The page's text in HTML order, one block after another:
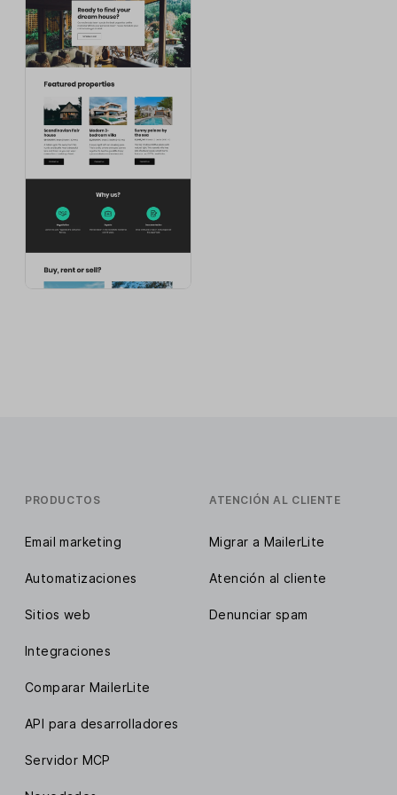
PRODUCTOS
Email marketing
Automatizaciones
Sitios web
Integraciones
Comparar MailerLite
API para desarrolladores
Servidor MCP
ATENCIÓN AL CLIENTE
Migrar a MailerLite
Atención al cliente
Denunciar spam